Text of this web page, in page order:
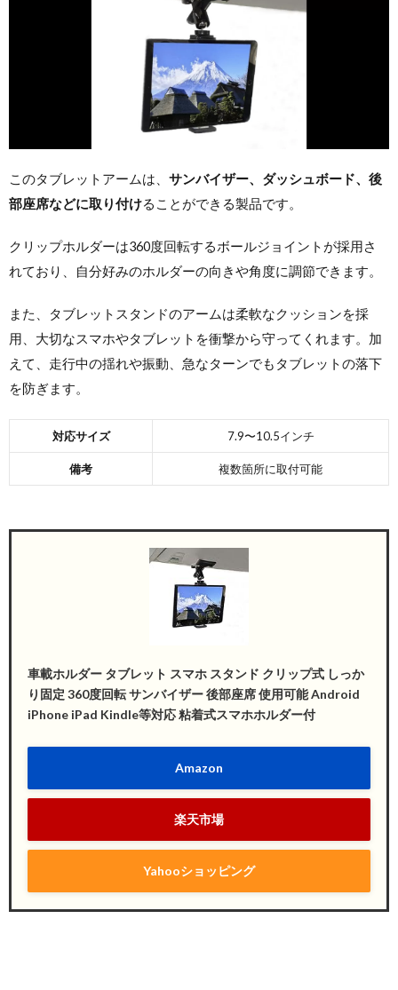
このタブレットアームは、 サンバイザー、ダッシュボード、後
部座席などに取り付けることができる製品です。
クリップホルダーは360度回転するボールジョイントが採用さ
れており、自分好みのホルダーの向きや角度に調節できます。
また、タブレットスタンドのアームは柔軟なクッションを採
用、大切なスマホやタブレットを衝撃から守ってくれます。加
えて、走行中の揺れや振動、急なターンでもタブレットの落下
を防ぎます。
対応サイズ 7.9〜10.5インチ
備考 複数箇所に取付可能
車載ホルダー タブレット スマホ スタンド クリップ式 しっか
り固定 360度回転 サンバイザー 後部座席 使用可能 Android
iPhone iPad Kindle等対応 粘着式スマホホルダー付
Amazon
楽天市場
Yahooショッピング